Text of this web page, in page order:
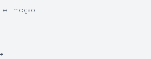
e Emoção